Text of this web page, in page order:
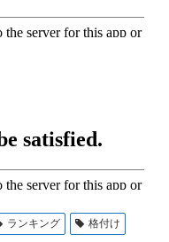
ランキング 格付け